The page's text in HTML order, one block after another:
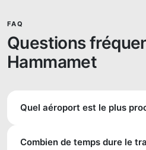
FAQ
Questions
Hammamet
Quel aéroport est le plus
à seulement 25 km. Il dessert
Combien de temps dure le